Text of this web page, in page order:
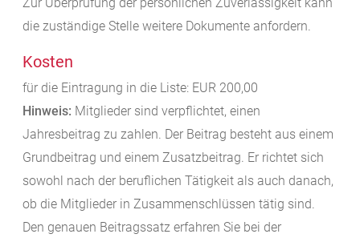
Zur Überprüfung der persönlichen Zuverlässigkeit kann
die zuständige Stelle weitere Dokumente anfordern.
Kosten
für die Eintragung in die Liste: EUR 200,00
Hinweis: Mitglieder sind verpflichtet, einen
Jahresbeitrag zu zahlen. Der Beitrag besteht aus einem
Grundbeitrag und einem Zusatzbeitrag. Er richtet sich
sowohl nach der beruflichen Tätigkeit als auch danach,
ob die Mitglieder in Zusammenschlüssen tätig sind.
Den genauen Beitragssatz erfahren Sie bei der